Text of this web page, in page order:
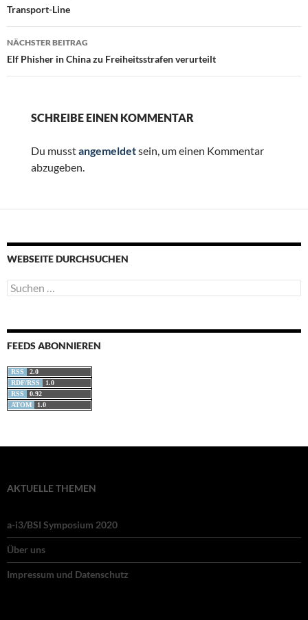
Transport-Line
NÄCHSTER BEITRAG
Elf Phisher in China zu Freiheitsstrafen verurteilt
SCHREIBE EINEN KOMMENTAR
Du musstangemeldetsein, um einen Kommentar
abzugeben.
WEBSEITE DURCHSUCHEN
Suchen
nach:
FEEDS ABONNIEREN
RSS
2.0
RDF/RSS
1.0
RSS
0.92
ATOM
1.0
AKTUELLE THEMEN
a-i3/BSI Symposium 2020
Über uns
Impressum und Datenschutz